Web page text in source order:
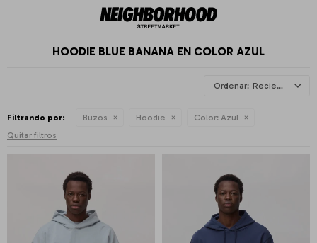
HOODIE BLUE BANANA EN COLOR AZUL
Recientes
Filtrando por: Buzos Hoodie Color: Azul
Quitar filtros